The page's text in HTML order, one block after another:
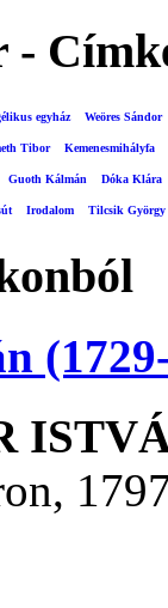
-
egyház Weöres Sándor
Tibor Kemenesmihályfa
Guoth Kálmán Dóka Klára
Irodalom Tilcsik György